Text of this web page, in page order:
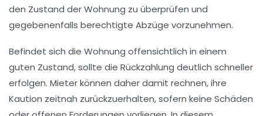
den Zustand der Wohnung zu überprüfen und
gegebenenfalls berechtigte Abzüge vorzunehmen.
Befindet sich die Wohnung offensichtlich in einem
guten Zustand, sollte die Rückzahlung deutlich schneller
erfolgen. Mieter können daher damit rechnen, ihre
Kaution zeitnah zurückzuerhalten, sofern keine Schäden